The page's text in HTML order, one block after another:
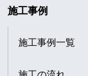
施工事例
施工事例一覧